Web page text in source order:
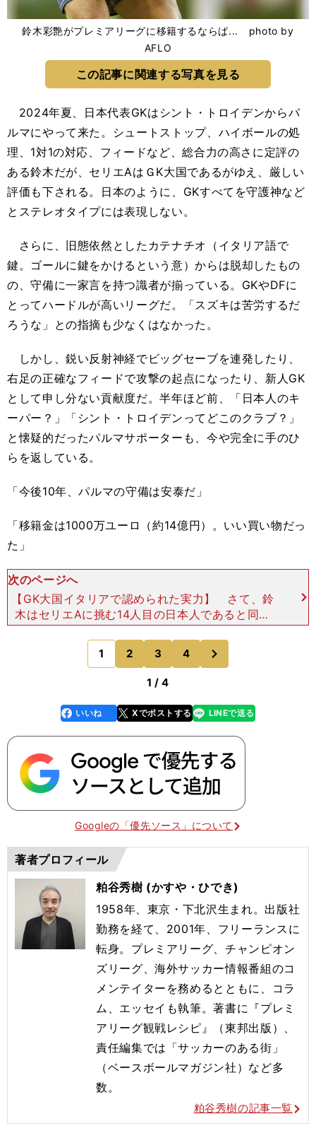
鈴木彩艶がプレミアリーグに移籍するならば... photo by
AFLO
この記事に関連する写真を見る
2024年夏、日本代表GKはシント・トロイデンからパ
ルマにやって来た。シュートストップ、ハイボールの処
理、1対1の対応、フィードなど、総合力の高さに定評の
ある鈴木だが、セリエAはＧK大国であるがゆえ、厳しい
評価も下される。日本のように、GKすべてを守護神など
とステレオタイプには表現しない。
さらに、旧態依然としたカテナチオ（イタリア語で
鍵。ゴールに鍵をかけるという意）からは脱却したもの
の、守備に一家言を持つ識者が揃っている。GKやDFに
とってハードルが高いリーグだ。「スズキは苦労するだ
ろうな」との指摘も少なくはなかった。
しかし、鋭い反射神経でビッグセーブを連発したり、
右足の正確なフィードで攻撃の起点になったり、新人GK
として申し分ない貢献度だ。半年ほど前、「日本人のキ
ーパー？」「シント・トロイデンってどこのクラブ？」
と懐疑的だったパルマサポーターも、今や完全に手のひ
らを返している。
「今後10年、パルマの守備は安泰だ」
「移籍金は1000万ユーロ（約14億円）。いい買い物だっ
た」
次のページへ
【GK大国イタリアで認められた実力】 さて、鈴
木はセリエAに挑む14人目の日本人であると同時
に、GKとしては初参戦。1994年、ヴェルディ川崎
（現・東京ヴェルディ）からジェノアに移籍した三
浦知良を筆
1 2 3 4
のページへ
1 / 4
faceboo
k
いいね Xでポストする
line LINEで送る
Googleの「優先ソース」について
著者プロフィール
粕谷秀樹 (かすや・ひでき)
1958年、東京・下北沢生まれ。出版社
勤務を経て、2001年 、フリーランスに
転身。プレミアリーグ、チャンピオン
ズリーグ、海外サッカー情報番組のコ
メンテイターを務めるとともに、コラ
ム
、エッセイも執筆。著書に『プレミ
アリーグ観戦レシピ』（東邦出 版）、
責任編集では「サッカーのある街」
（ベースボールマガジン社）など多
数。
粕谷秀樹の記事一覧